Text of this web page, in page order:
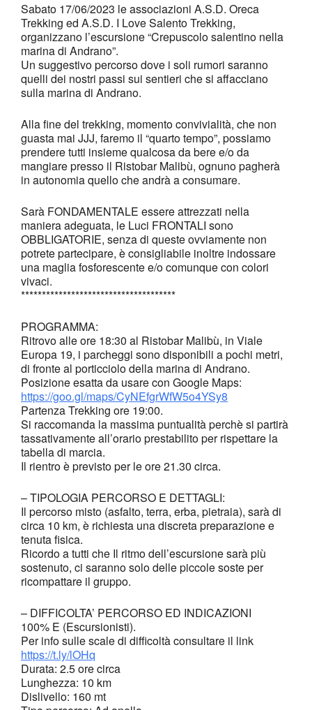
Sabato 17/06/2023 le associazioni A.S.D. Oreca
Trekking ed A.S.D. I Love Salento Trekking,
organizzano l’escursione “Crepuscolo salentino nella
marina di Andrano”.
Un suggestivo percorso dove i soli rumori saranno
quelli dei nostri passi sui sentieri che si affacciano
sulla marina di Andrano.
Alla fine del trekking, momento convivialità, che non
guasta mai JJJ, faremo il “quarto tempo”, possiamo
prendere tutti insieme qualcosa da bere e/o da
mangiare presso il Ristobar Malibù, ognuno pagherà
in autonomia quello che andrà a consumare.
Sarà FONDAMENTALE essere attrezzati nella
maniera adeguata, le Luci FRONTALI sono
OBBLIGATORIE, senza di queste ovviamente non
potrete partecipare, è consigliabile inoltre indossare
una maglia fosforescente e/o comunque con colori
vivaci.
*************************************
PROGRAMMA:
Ritrovo alle ore 18:30 al Ristobar Malibù, in Viale
Europa 19, i parcheggi sono disponibili a pochi metri,
di fronte al porticciolo della marina di Andrano.
Posizione esatta da usare con Google Maps:
https://goo.gl/maps/CyNEfgrWfW5o4YSy8
Partenza Trekking ore 19:00.
Si raccomanda la massima puntualità perchè si partirà
tassativamente all’orario prestabilito per rispettare la
tabella di marcia.
Il rientro è previsto per le ore 21.30 circa.
– TIPOLOGIA PERCORSO E DETTAGLI:
Il percorso misto (asfalto, terra, erba, pietraia), sarà di
circa 10 km, è richiesta una discreta preparazione e
tenuta fisica.
Ricordo a tutti che Il ritmo dell’escursione sarà più
sostenuto, ci saranno solo delle piccole soste per
ricompattare il gruppo.
– DIFFICOLTA’ PERCORSO ED INDICAZIONI
100% E (Escursionisti).
Per info sulle scale di difficoltà consultare il link
https://t.ly/lOHq
Durata: 2.5 ore circa
Lunghezza: 10 km
Dislivello: 160 mt